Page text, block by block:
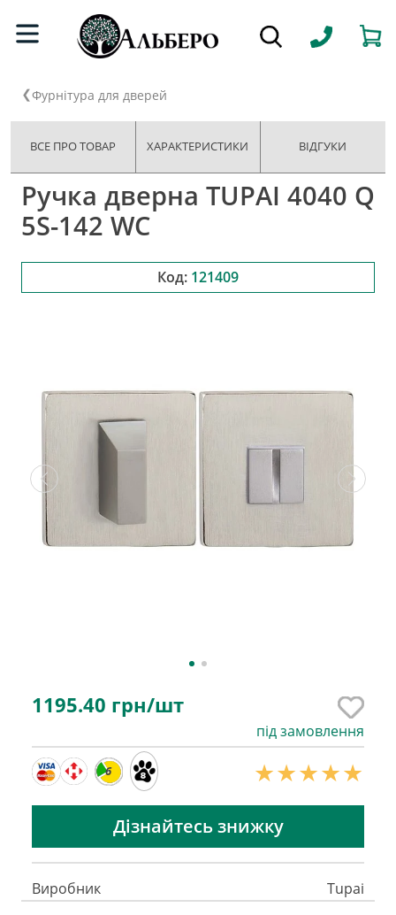
Фурнітура для дверей
ВСЕ ПРО ТОВАР ХАРАКТЕРИСТИКИ ВІДГУКИ
Ручка дверна TUPAI 4040 Q
5S-142 WC
Код: 121409
1195.40 грн/шт
під замовлення
6
Дізнайтесь знижку
Виробник
Tupai